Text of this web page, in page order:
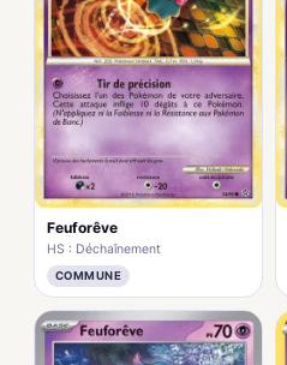
Feuforêve
HS : Déchaînement
COMMUNE